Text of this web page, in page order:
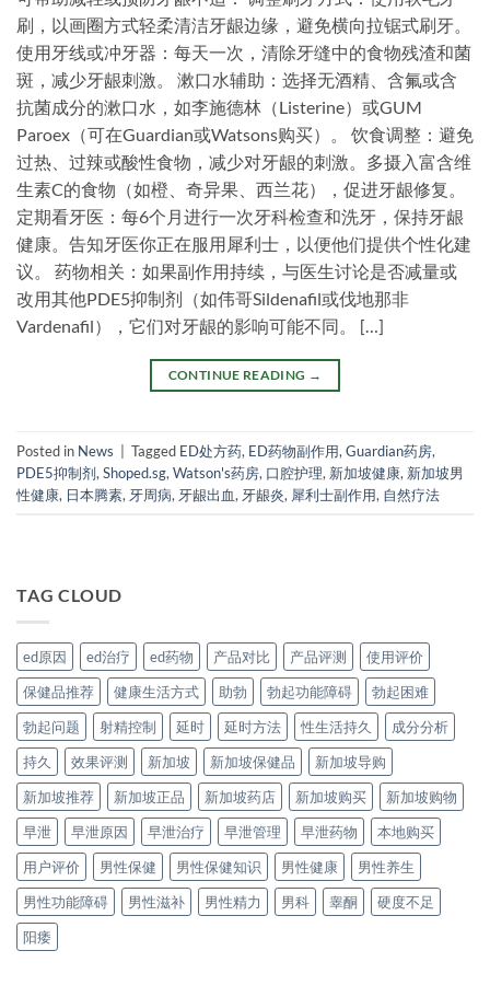
刷，以画圈方式轻柔清洁牙龈边缘，避免横向拉锯式刷牙。
使用牙线或冲牙器：每天一次，清除牙缝中的食物残渣和菌
斑，减少牙龈刺激。 漱口水辅助：选择无酒精、含氟或含
抗菌成分的漱口水，如李施德林（Listerine）或GUM
Paroex（可在Guardian或Watsons购买）。 饮食调整：避免
过热、过辣或酸性食物，减少对牙龈的刺激。多摄入富含维
生素C的食物（如橙、奇异果、西兰花），促进牙龈修复。
定期看牙医：每6个月进行一次牙科检查和洗牙，保持牙龈
健康。告知牙医你正在服用犀利士，以便他们提供个性化建
议。 药物相关：如果副作用持续，与医生讨论是否减量或
改用其他PDE5抑制剂（如伟哥Sildenafil或伐地那非
Vardenafil），它们对牙龈的影响可能不同。 […]
CONTINUE READING →
Posted in News Tagged ED处方药, ED药物副作用, Guardian药房,
PDE5抑制剂, Shoped.sg, Watson's药房, 口腔护理, 新加坡健康, 新加坡男
性健康, 日本腾素, 牙周病, 牙龈出血, 牙龈炎, 犀利士副作用, 自然疗法
TAG CLOUD
ed原因 ed治疗 ed药物 产品对比 产品评测
使用评价
保健品推荐
健康生活方式 助勃 勃起功能障碍
勃起困难
勃起问题
射精控制 延时 延时方法 性生活持久
成分分析
持久
效果评测 新加坡 新加坡保健品
新加坡导购
新加坡推荐
新加坡正品 新加坡药店 新加坡购买
新加坡购物
早泄
早泄原因 早泄治疗 早泄管理 早泄药物
本地购买
用户评价
男性保健 男性保健知识 男性健康
男性养生
男性功能障碍
男性滋补 男性精力 男科 睾酮
硬度不足
阳痿